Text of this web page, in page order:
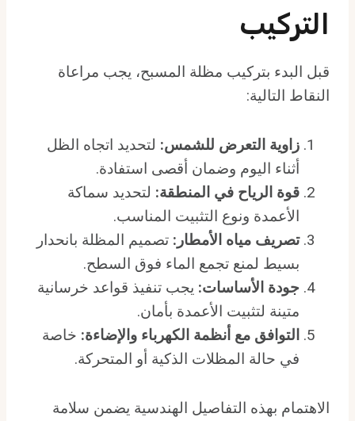
التركيب
قبل البدء بتركيب مظلة المسبح، يجب مراعاة
النقاط التالية:
زاوية التعرض للشمس: لتحديد اتجاه الظل
أثناء اليوم وضمان أقصى استفادة.
قوة الرياح في المنطقة: لتحديد سماكة
الأعمدة ونوع التثبيت المناسب.
تصريف مياه الأمطار: تصميم المظلة بانحدار
بسيط لمنع تجمع الماء فوق السطح.
جودة الأساسات: يجب تنفيذ قواعد خرسانية
متينة لتثبيت الأعمدة بأمان.
التوافق مع أنظمة الكهرباء والإضاءة: خاصة
في حالة المظلات الذكية أو المتحركة.
الاهتمام بهذه التفاصيل الهندسية يضمن سلامة